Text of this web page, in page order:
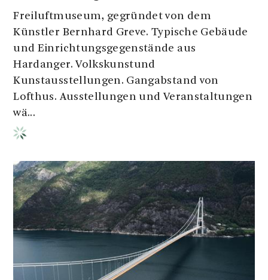
Freiluftmuseum, gegründet von dem
Künstler Bernhard Greve. Typische Gebäude
und Einrichtungsgegenstände aus
Hardanger. Volkskunstund
Kunstausstellungen. Gangabstand von
Lofthus. Ausstellungen und Veranstaltungen
wä...